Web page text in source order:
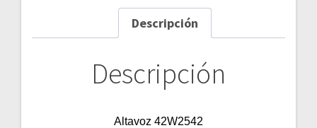
Descripción
Descripción
Altavoz 42W2542